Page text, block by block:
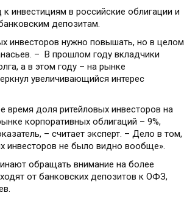
инвестициям в российские облигации и
депозитам.
инвесторов нужно повышать, но в целом
– В прошлом году вкладчики
а в этом году – на рынке
увеличивающийся интерес
время доля ритейловых инвесторов на
корпоративных облигаций – 9%,
– считает эксперт. – Дело в том,
инвесторов не было видно вообще».
обращать внимание на более
от банковских депозитов к ОФЗ,